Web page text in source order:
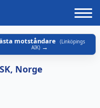
motståndare (Linköpings
AIK)
Norge